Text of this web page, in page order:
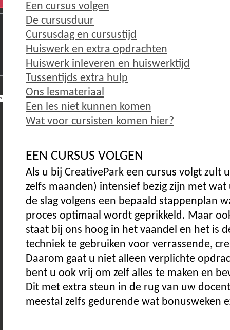
Een cursus volgen
De cursusduur
Cursusdag en cursustijd
Huiswerk en extra opdrachten
Huiswerk inleveren en huiswerktijd
Tussentijds extra hulp
Ons lesmateriaal
Een les niet kunnen komen
Wat voor cursisten komen hier?
EEN CURSUS VOLGEN
Als u bij CreativePark een cursus volgt zult
zelfs maanden) intensief bezig zijn met
de slag volgens een bepaald stappenplan
proces optimaal wordt geprikkeld. Maar
staat bij ons hoog in het vaandel en het is
techniek te gebruiken voor verrassende,
Daarom gaat u niet alleen verplichte
bent u ook vrij om zelf alles te maken en
Dit met extra steun in de rug van uw
meestal zelfs gedurende wat bonusweken